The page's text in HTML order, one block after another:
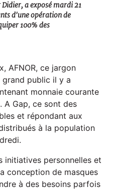
a exposé mardi 21
d'une opération de
100% des
AFNOR, ce jargon
grand public il y a
monnaie courante
A Gap, ce sont des
et répondant aux
à la population
initiatives personnelles et
conception de masques
à des besoins parfois